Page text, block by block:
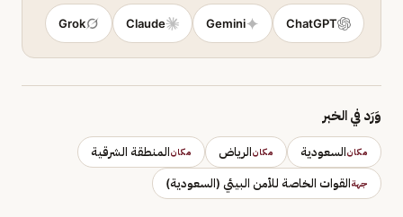
ChatGPT
Gemini
Claude
Grok
وَرَد في الخبر
مكانالسعودية مكانالرياض مكانالمنطقة الشرقية
جهةالقوات الخاصة للأمن البيئي (السعودية)